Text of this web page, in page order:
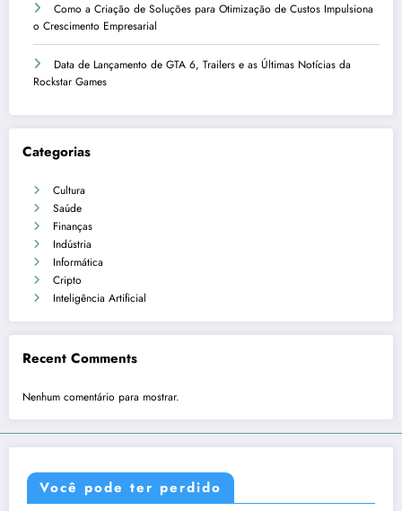
Como a Criação de Soluções para Otimização de Custos Impulsiona
o Crescimento Empresarial
Data de Lançamento de GTA 6, Trailers e as Últimas Notícias da
Rockstar Games
Categorias
Cultura
Saúde
Finanças
Indústria
Informática
Cripto
Inteligência Artificial
Recent Comments
Nenhum comentário para mostrar.
Você pode ter perdido